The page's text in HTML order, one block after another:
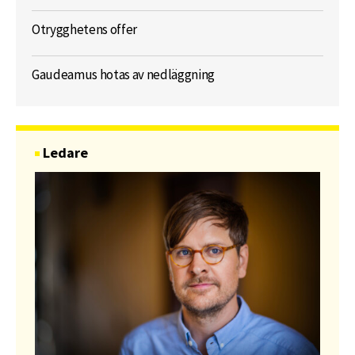
Otrygghetens offer
Gaudeamus hotas av nedläggning
Ledare